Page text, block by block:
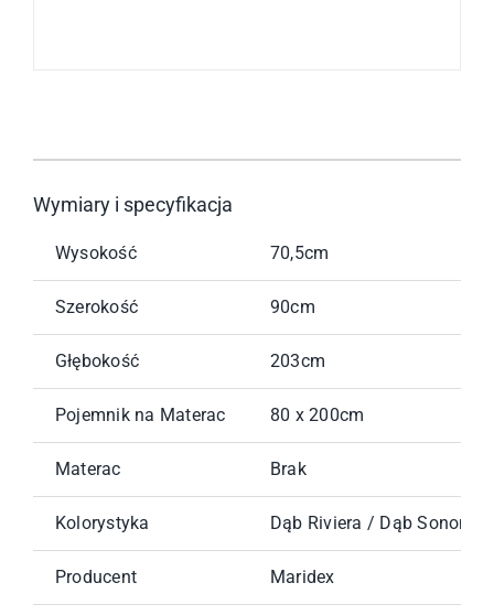
Wymiary i specyfikacja
Wysokość 70,5cm
Szerokość 90cm
Głębokość 203cm
Pojemnik na Materac 80 x 200cm
Materac Brak
Kolorystyka Dąb Riviera / Dąb Sonoma
Producent Maridex